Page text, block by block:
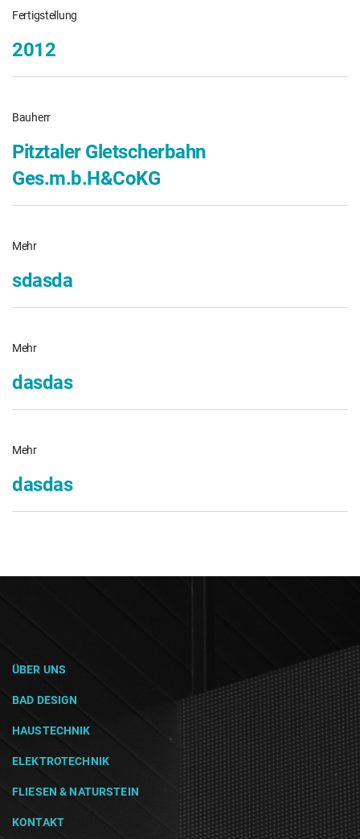
Fertigstellung
2012
Bauherr
Pitztaler Gletscherbahn
Ges.m.b.H&CoKG
Mehr
sdasda
Mehr
dasdas
Mehr
dasdas
ÜBER UNS
BAD DESIGN
HAUSTECHNIK
ELEKTROTECHNIK
FLIESEN & NATURSTEIN
KONTAKT